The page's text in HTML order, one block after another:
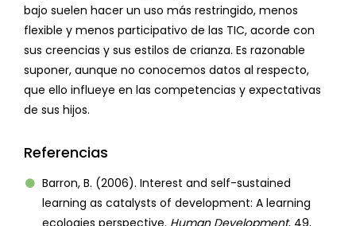
bajo suelen hacer un uso más restringido, menos
flexible y menos participativo de las TIC, acorde con
sus creencias y sus estilos de crianza. Es razonable
suponer, aunque no conocemos datos al respecto,
que ello influeye en las competencias y expectativas
de sus hijos.
Referencias
Barron, B. (2006). Interest and self-sustained
learning as catalysts of development: A learning